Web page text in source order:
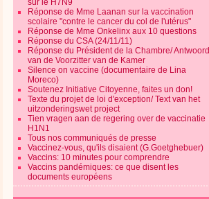
sur le H7N9
Réponse de Mme Laanan sur la vaccination
scolaire "contre le cancer du col de l'utérus"
Réponse de Mme Onkelinx aux 10 questions
Réponse du CSA (24/11/11)
Réponse du Président de la Chambre/ Antwoord
van de Voorzitter van de Kamer
Silence on vaccine (documentaire de Lina
Moreco)
Soutenez Initiative Citoyenne, faites un don!
Texte du projet de loi d'exception/ Text van het
uitzonderingswet project
Tien vragen aan de regering over de vaccinatie
H1N1
Tous nos communiqués de presse
Vaccinez-vous, qu'ils disaient (G.Goetghebuer)
Vaccins: 10 minutes pour comprendre
Vaccins pandémiques: ce que disent les
documents européens